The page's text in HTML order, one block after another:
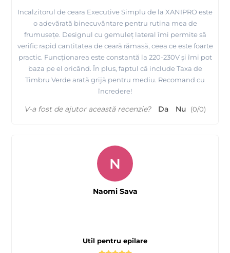
Incalzitorul de ceara Executive Simplu de la XANIPRO este
o adevărată binecuvântare pentru rutina mea de
frumusețe. Designul cu gemuleț lateral îmi permite să
verific rapid cantitatea de ceară rămasă, ceea ce este foarte
practic. Funcționarea este constantă la 220-230V și îmi pot
baza pe el oricând. În plus, faptul că include Taxa de
Timbru Verde arată grijă pentru mediu. Recomand cu
încredere!
V-a fost de ajutor această recenzie? Da Nu (0/0)
Util pentru epilare
N
Naomi Sava